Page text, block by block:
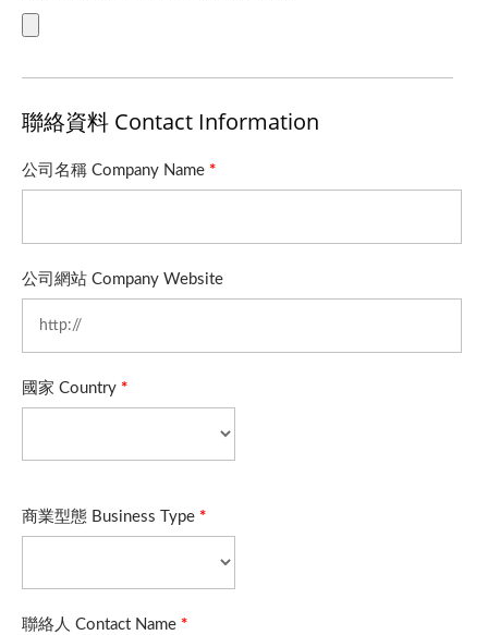
聯絡資料 Contact Information
公司名稱 Company Name *
公司網站 Company Website
國家 Country *
商業型態 Business Type *
聯絡人 Contact Name *